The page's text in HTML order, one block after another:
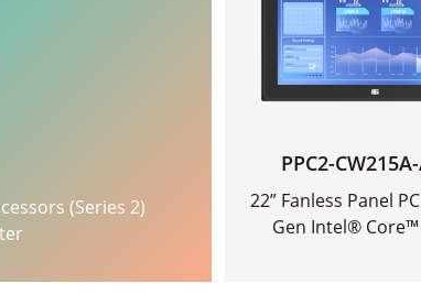
(Series 2)
PPC2-
22” Fanless Panel
Gen Intel®